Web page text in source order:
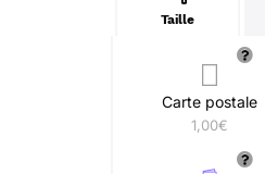
Taille
Carte postale
1,00€